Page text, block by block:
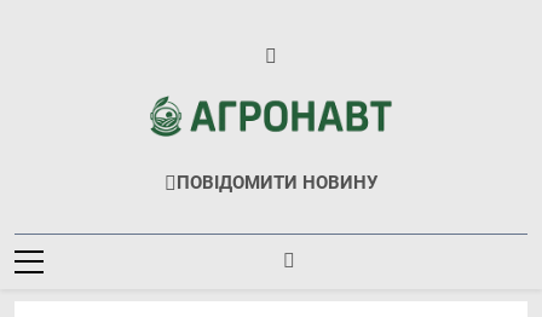
Агронавт
Новини Українського Агробізнесу
ПОВІДОМИТИ НОВИНУ